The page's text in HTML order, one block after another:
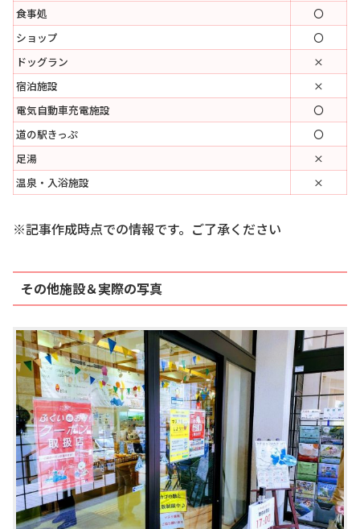
食事処
〇
ショップ
〇
ドッグラン
×
宿泊施設
×
電気自動車充電施設
〇
道の駅きっぷ
〇
足湯
×
温泉・入浴施設
×
※記事作成時点での情報です。ご了承ください
その他施設＆実際の写真